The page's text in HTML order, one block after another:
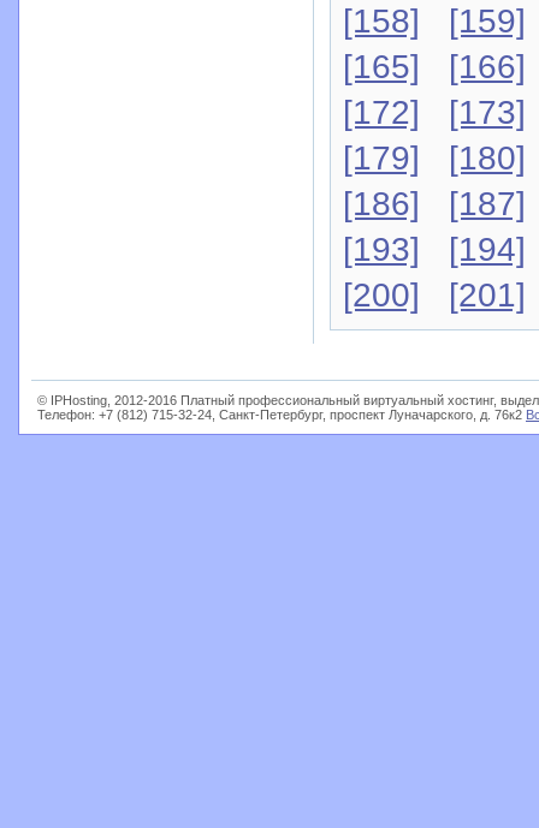
[158]
[159]
[165]
[166]
[172]
[173]
[179]
[180]
[186]
[187]
[193]
[194]
[200]
[201]
© IPHosting, 2012-2016 Платный профессиональный виртуальный хостинг,
Телефон: +7 (812) 715-32-24, Санкт-Петербург, проспект Луначарского, д. 76к2